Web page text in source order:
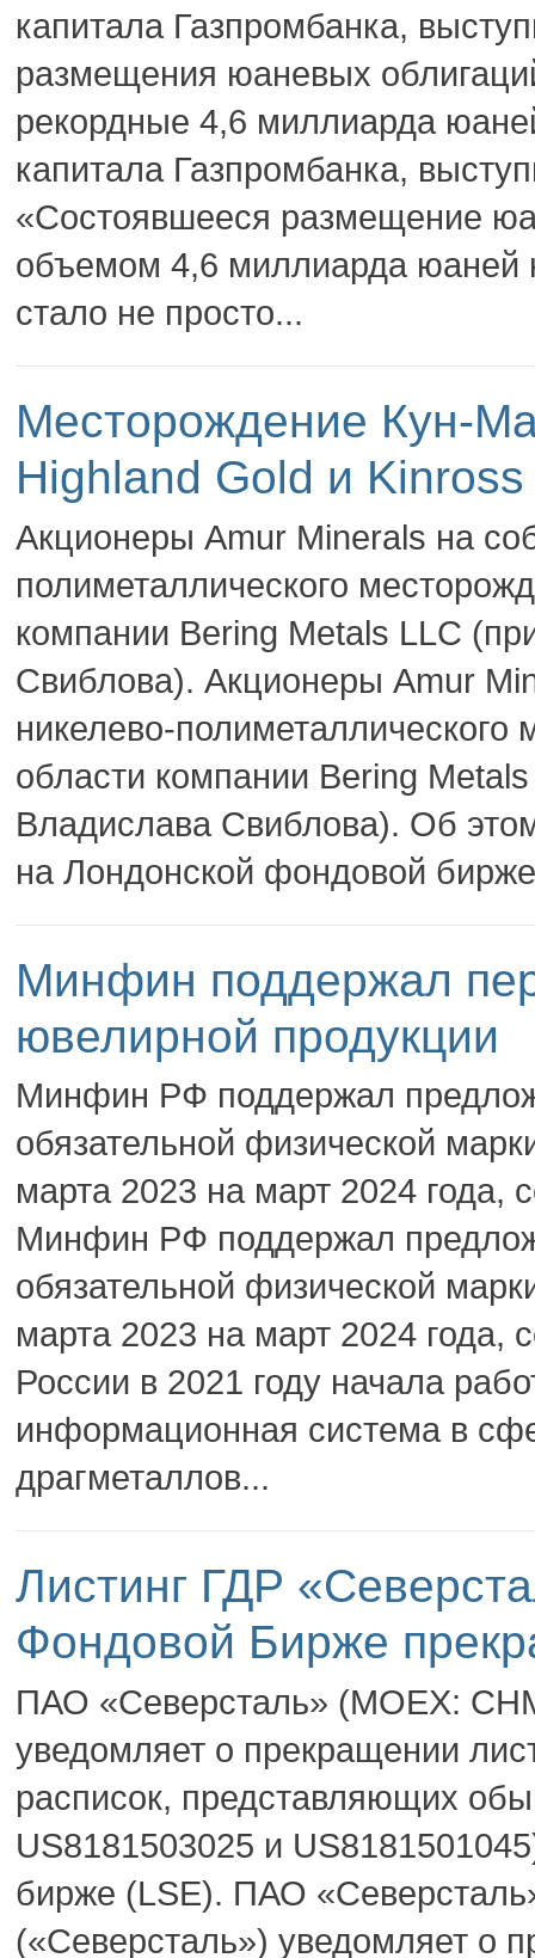
капитала Газпромбанка,
размещения юаневых
рекордные 4,6 миллиарда
капитала Газпромбанка,
«Состоявшееся размещение
объемом 4,6 миллиарда юаней
стало не просто...
Месторождение Кун-
Highland Gold и Kinross
Акционеры Amur Minerals на
полиметаллического
компании Bering Metals LLC
Свиблова). Акционеры Amur
никелево-
области компании Bering
Владислава Свиблова). Об
на Лондонской фондовой
Минфин поддержал
ювелирной продукции
Минфин РФ поддержал
обязательной физической
марта 2023 на март 2024 года,
Минфин РФ поддержал
обязательной физической
марта 2023 на март 2024 года,
России в 2021 году начала
информационная система в
драгметаллов...
Листинг ГДР
Фондовой Бирже
ПАО «Северсталь» (MOEX:
уведомляет о прекращении
расписок, представляющих
US8181503025 и
бирже (LSE). ПАО
(«Северсталь») уведомляет о